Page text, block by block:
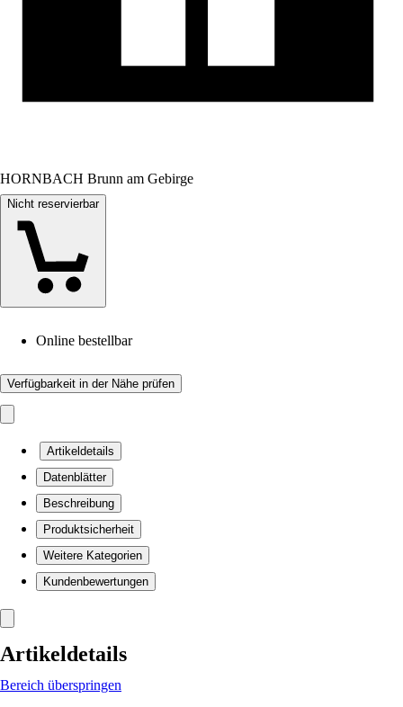
HORNBACH Brunn am Gebirge
Nicht reservierbar
Online bestellbar
Verfügbarkeit in der Nähe prüfen
Artikeldetails
Datenblätter
Beschreibung
Produktsicherheit
Weitere Kategorien
Kundenbewertungen
Artikeldetails
Bereich überspringen